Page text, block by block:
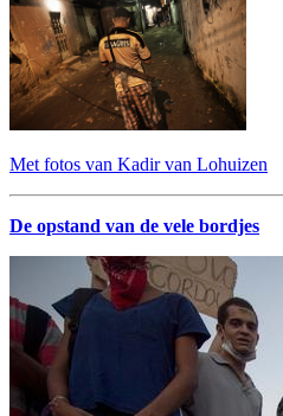
Met fotos van Kadir van Lohuizen
De opstand van de vele bordjes